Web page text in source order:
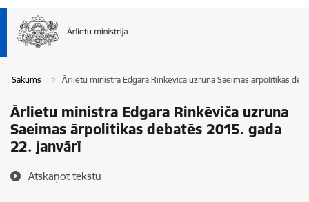
Sākums Ārlietu ministra Edgara Rinkēviča uzruna Saeimas ārpolitikas
Ārlietu ministra Edgara Rinkēviča uzruna
Saeimas ārpolitikas debatēs 2015. gada
22. janvārī
Atskaņot tekstu